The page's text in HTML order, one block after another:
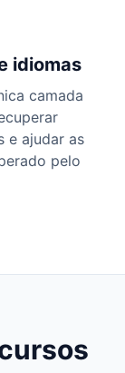
idiomas
camada
e ajudar as
pelo